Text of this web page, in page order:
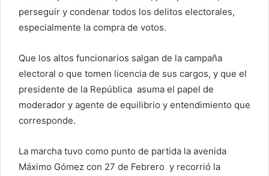
perseguir y condenar todos los delitos electorales,
especialmente la compra de votos.
Que los altos funcionarios salgan de la campaña
electoral o que tomen licencia de sus cargos, y que el
presidente de la República asuma el papel de
moderador y agente de equilibrio y entendimiento que
corresponde.
La marcha tuvo como punto de partida la avenida
Máximo Gómez con 27 de Febrero y recorrió la